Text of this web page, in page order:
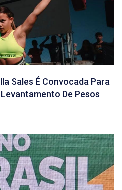
Sales É Convocada Para
De Pesos